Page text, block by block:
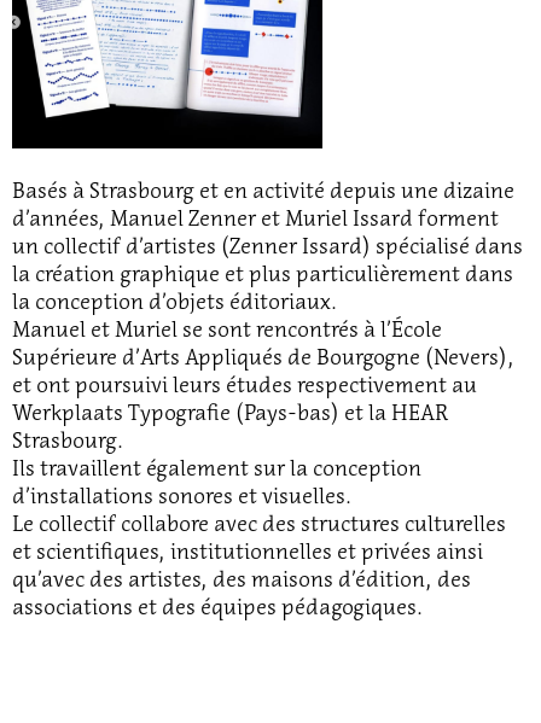
Basés à Strasbourg et en activité depuis une dizaine
d’années, Manuel Zenner et Muriel Issard forment
un collectif d’artistes (Zenner Issard) spécialisé dans
la création graphique et plus particulièrement dans
la conception d’objets éditoriaux.
Manuel et Muriel se sont rencontrés à l’École
Supérieure d’Arts Appliqués de Bourgogne (Nevers),
et ont poursuivi leurs études respectivement au
Werkplaats Typografie (Pays-bas) et la HEAR
Strasbourg.
Ils travaillent également sur la conception
d’installations sonores et visuelles.
Le collectif collabore avec des structures culturelles
et scientifiques, institutionnelles et privées ainsi
qu’avec des artistes, des maisons d’édition, des
associations et des équipes pédagogiques.